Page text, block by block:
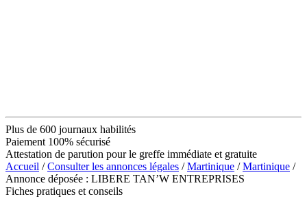
Plus de 600 journaux habilités
Paiement 100% sécurisé
Attestation de parution pour le greffe immédiate et gratuite
Accueil /Consulter les annonces légales /Martinique /Martinique /
Annonce déposée : LIBERE TAN’W ENTREPRISES
Fiches pratiques et conseils